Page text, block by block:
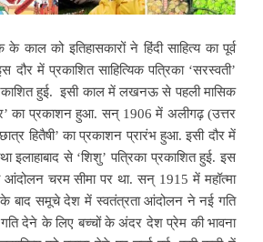
को इतिहासकारों ने हिंदी साहित्य का पूर्व
दौर में प्रकाशित साहित्यिक पत्रिका ‘सरस्वती’
हुई. इसी काल में लखनऊ से पहली मासिक
का प्रकाशन हुआ. सन् 1906 में अलीगढ़ (उत्तर
हितैषी’ का प्रकाशन प्रारंभ हुआ. इसी दौर में
इलाहाबाद से ‘शिशु’ पत्रिका प्रकाशित हुई. इस
आंदोलन चरम सीमा पर था. सन् 1915 में महॉत्मा
बाद समूचे देश में स्वतंत्रता आंदोलन ने नई गति
देने के लिए बच्चों के अंदर देश प्रेम की भावना